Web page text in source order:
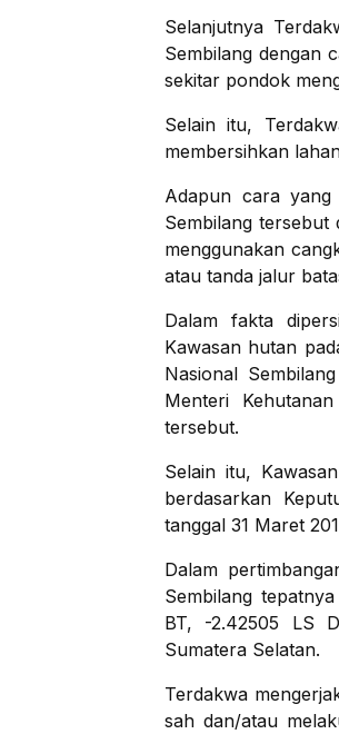
Selanjutnya
Sembilang dengan
sekitar pondok
Selain itu,
membersihkan
Adapun cara yang
Sembilang
menggunakan
atau tanda jalur
Dalam fakta
Kawasan hutan
Nasional
Menteri
tersebut.
Selain itu,
berdasarkan
tanggal 31 Maret
Dalam
Sembilang
BT, -2.42505 LS
Sumatera Selatan.
Terdakwa
sah dan/atau